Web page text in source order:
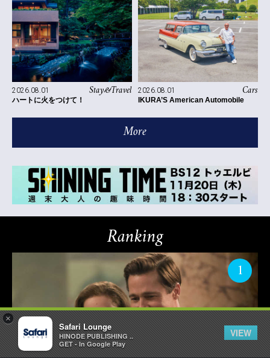
×
Safari Lounge
HINODE PUBLISHING ..
GET - In Google Play
VIEW
Stay&Travel
2026.08.01
ハートに火をつけて！
Cars
2026.08.01
IKURA’S American Automobile
More
Ranking
1